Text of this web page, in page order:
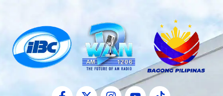
content